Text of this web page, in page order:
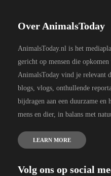
Over AnimalsToday
AnimalsToday.nl is het
gericht op mensen die
AnimalsToday vind je relevant
blogs, vlogs, onthullende
bijdragen aan een duurzame en
mens en dier, in balans met
LEARN MORE
Volg ons op social